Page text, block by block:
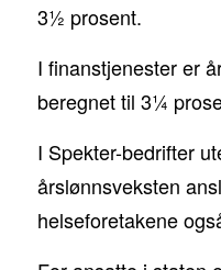
3½ prosent.
I finanstjenester er
beregnet til 3¼
I Spekter-bedrifter
årslønnsveksten
helseforetakene